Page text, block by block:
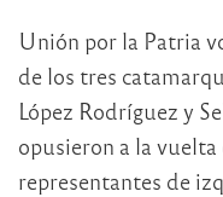
Unión por la Patria
de los tres
López Rodríguez y
opusieron a la vuelta
representantes de